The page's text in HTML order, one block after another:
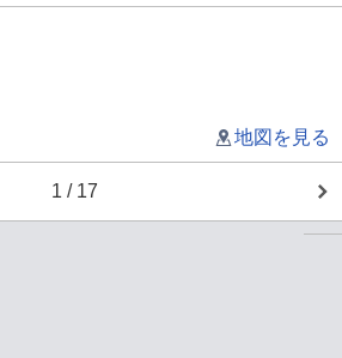
地図を見る
1 / 17